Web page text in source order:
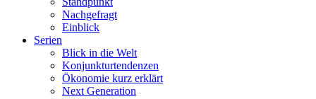
Nachgefragt
Einblick
Serien
Blick in die Welt
Konjunkturtendenzen
Ökonomie kurz erklärt
Next Generation